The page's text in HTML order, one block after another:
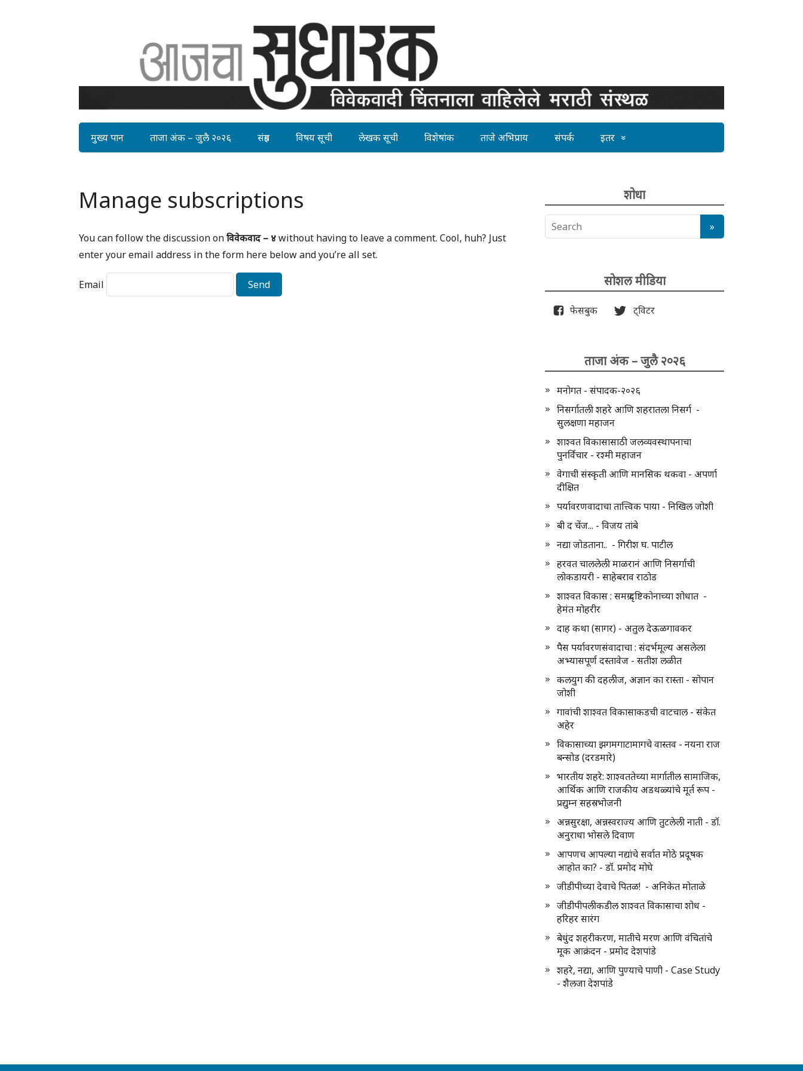
मुख्य पान ताजा अंक – जुलै २०२६ संग्रह विषय सूची लेखक सूची विशेषांक ताजे अभिप्राय संपर्क इतर
Manage subscriptions
You can follow the discussion onविवेकवाद – ४without having to leave a comment. Cool, huh? Just
enter your email address in the form here below and you’re all set.
Email
शोधा
सोशल मीडिया
फेसबुक ट्विटर
ताजा अंक – जुलै २०२६
मनोगत - संपादक-२०२६
निसर्गातली शहरे आणि शहरातला निसर्ग -
सुलक्षणा महाजन
शाश्वत विकासासाठी जलव्यवस्थापनाचा
पुनर्विचार - रश्मी महाजन
वेगाची संस्कृती आणि मानसिक थकवा - अपर्णा
दीक्षित
पर्यावरणवादाचा तात्त्विक पाया - निखिल जोशी
बी द चेंज... - विजय तांबे
नद्या जोडताना.. - गिरीश घ. पाटील
हरवत चाललेली माळरानं आणि निसर्गाची
लोकडायरी - साहेबराव राठोड
शाश्वत विकास : समग्र दृष्टिकोनाच्या शोधात -
हेमंत मोहरीर
दाह कथा (सागर) - अतुल देऊळगावकर
पैस पर्यावरणसंवादाचा : संदर्भमूल्य असलेला
अभ्यासपूर्ण दस्तावेज - सतीश लळीत
कलयुग की दहलीज, अज्ञान का रास्ता - सोपान
जोशी
गावांची शाश्वत विकासाकडची वाटचाल - संकेत
अहेर
विकासाच्या झगमगाटामागचे वास्तव - नयना राज
बन्सोड (दरडमारे)
भारतीय शहरे: शाश्वततेच्या मार्गातील सामाजिक,
आर्थिक आणि राजकीय अडथळ्यांचे मूर्त रूप -
प्रद्युम्न सहस्रभोजनी
अन्नसुरक्षा, अन्नस्वराज्य आणि तुटलेली नाती - डॉ.
अनुराधा भोसले दिवाण
आपणच आपल्या नद्यांचे सर्वात मोठे प्रदूषक
आहोत का? - डॉ. प्रमोद मोघे
जीडीपीच्या देवाचे पितळ! - अनिकेत मोताळे
जीडीपीपलीकडील शाश्वत विकासाचा शोध -
हरिहर सारंग
बेधुंद शहरीकरण, मातीचे मरण आणि वंचितांचे
मूक आक्रंदन - प्रमोद देशपांडे
शहरे, नद्या, आणि पुण्याचे पाणी - Case Study
- शैलजा देशपांडे